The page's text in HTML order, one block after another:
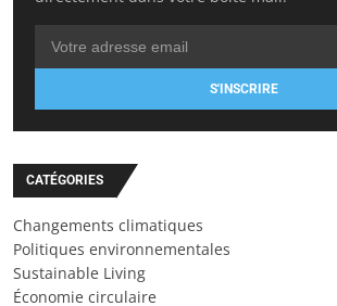
S'INSCRIRE
CATÉGORIES
Changements climatiques
Politiques environnementales
Sustainable Living
Économie circulaire